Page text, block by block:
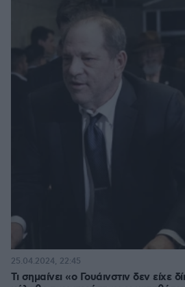
Τι σημαίνει «ο Γουάινστιν δεν είχε
25.04.2024, 22:45